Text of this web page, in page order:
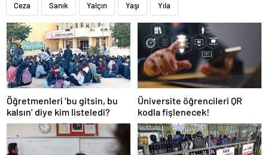
Ceza Sanık Yalçın Yaşı Yıla
Öğretmenleri ‘bu gitsin, bu
kalsın’ diye kim listeledi?
Üniversite öğrencileri QR
kodla fişlenecek!